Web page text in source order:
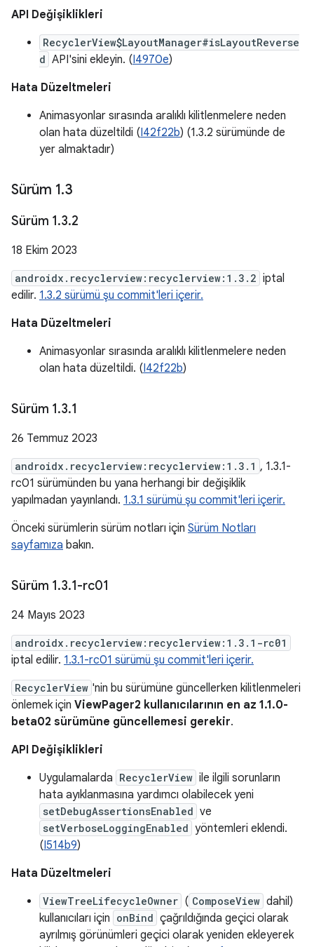
API Değişiklikleri
RecyclerView$LayoutManager#isLayoutReverse
d API'sini ekleyin. (I4970e)
Hata Düzeltmeleri
Animasyonlar sırasında aralıklı kilitlenmelere neden
olan hata düzeltildi (I42f22b) (1.3.2 sürümünde de
yer almaktadır)
Sürüm 1.3
Sürüm 1.3.2
18 Ekim 2023
androidx.recyclerview:recyclerview:1.3.2 iptal
edilir. 1.3.2 sürümü şu commit'leri içerir.
Hata Düzeltmeleri
Animasyonlar sırasında aralıklı kilitlenmelere neden
olan hata düzeltildi. (I42f22b)
Sürüm 1.3.1
26 Temmuz 2023
androidx.recyclerview:recyclerview:1.3.1 , 1.3.1-
rc01 sürümünden bu yana herhangi bir değişiklik
yapılmadan yayınlandı. 1.3.1 sürümü şu commit'leri içerir.
Önceki sürümlerin sürüm notları için Sürüm Notları
sayfamıza bakın.
Sürüm 1.3.1-rc01
24 Mayıs 2023
androidx.recyclerview:recyclerview:1.3.1-rc01
iptal edilir. 1.3.1-rc01 sürümü şu commit'leri içerir.
RecyclerView 'nin bu sürümüne güncellerken kilitlenmeleri
önlemek için ViewPager2 kullanıcılarının en az 1.1.0-
beta02 sürümüne güncellemesi gerekir.
API Değişiklikleri
Uygulamalarda RecyclerView ile ilgili sorunların
hata ayıklanmasına yardımcı olabilecek yeni
setDebugAssertionsEnabled ve
setVerboseLoggingEnabled yöntemleri eklendi.
(I514b9)
Hata Düzeltmeleri
ViewTreeLifecycleOwner ( ComposeView dahil)
kullanıcıları için onBind çağrıldığında geçici olarak
ayrılmış görünümleri geçici olarak yeniden ekleyerek